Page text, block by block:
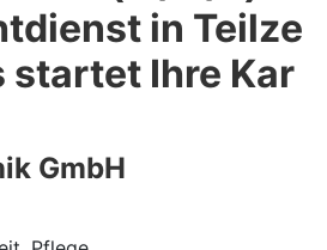
in Teilze
startet Ihre Kar
GmbH